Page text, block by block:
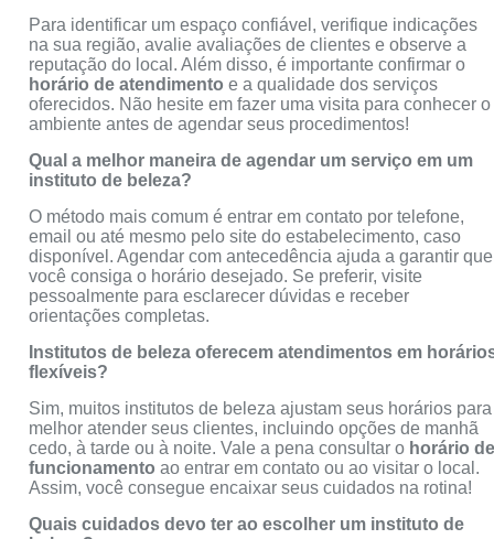
Para identificar um espaço confiável, verifique indicações
na sua região, avalie avaliações de clientes e observe a
reputação do local. Além disso, é importante confirmar o
horário de atendimento e a qualidade dos serviços
oferecidos. Não hesite em fazer uma visita para conhecer o
ambiente antes de agendar seus procedimentos!
Qual a melhor maneira de agendar um serviço em um
instituto de beleza?
O método mais comum é entrar em contato por telefone,
email ou até mesmo pelo site do estabelecimento, caso
disponível. Agendar com antecedência ajuda a garantir que
você consiga o horário desejado. Se preferir, visite
pessoalmente para esclarecer dúvidas e receber
orientações completas.
Institutos de beleza oferecem atendimentos em
flexíveis?
Sim, muitos institutos de beleza ajustam seus horários para
melhor atender seus clientes, incluindo opções de manhã
cedo, à tarde ou à noite. Vale a pena consultar o horário
funcionamento ao entrar em contato ou ao visitar o local.
Assim, você consegue encaixar seus cuidados na rotina!
Quais cuidados devo ter ao escolher um instituto de